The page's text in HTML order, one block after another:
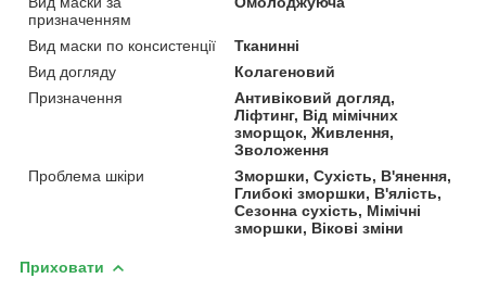
призначенням
Вид маски по консистенції
Тканинні
Вид догляду
Колагеновий
Призначення
Антивіковий догляд,
Ліфтинг, Від мімічних
зморщок, Живлення,
Зволоження
Проблема шкіри
Зморшки, Сухість, В'янення,
Глибокі зморшки, В'ялість,
Сезонна сухість, Мімічні
зморшки, Вікові зміни
Приховати